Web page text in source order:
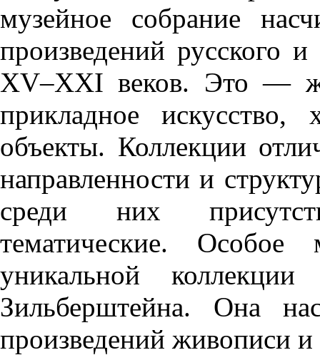
музейное собрание
произведений русского и
XV–XXI веков. Это —
прикладное искусство,
объекты. Коллекции
направленности и
среди них
тематические.
уникальной
Зильберштейна. Она
произведений живописи